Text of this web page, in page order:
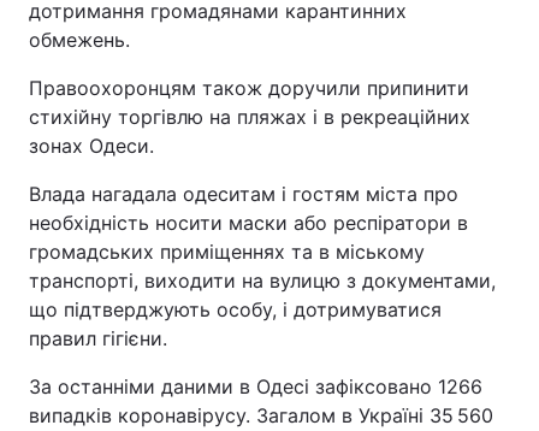
дотримання громадянами карантинних
обмежень.
Правоохоронцям також доручили припинити
стихійну торгівлю на пляжах і в рекреаційних
зонах Одеси.
Влада нагадала одеситам і гостям міста про
необхідність носити маски або респіратори в
громадських приміщеннях та в міському
транспорті, виходити на вулицю з документами,
що підтверджують особу, і дотримуватися
правил гігієни.
За останніми даними в Одесі зафіксовано 1266
випадків коронавірусу. Загалом в Україні 35 560